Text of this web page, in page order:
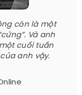
còn là một
Và anh
cuối tuần
anh vậy.